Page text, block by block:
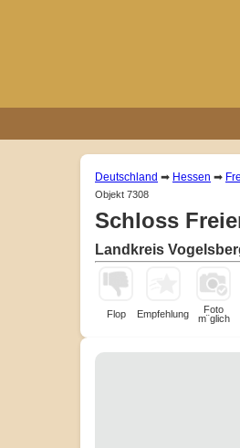
Deutschland ➡ Hessen ➡
Objekt 7308
Schloss
Landkreis
Flop Empfehlung
Foto
m¨glich